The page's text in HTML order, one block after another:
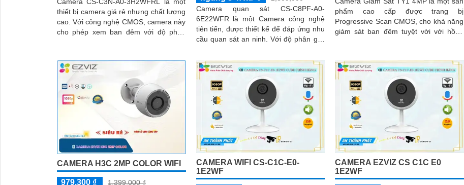
Camera CS-C3N-A0-3H2WFRL là một
thiết bị camera giá rẻ nhưng chất lượng
cao. Với công nghệ CMOS, camera này
cho phép xem ban đêm với độ phân
ánh sáng hồng ngoại
Camera quan sát CS-C8PF-A0-
6E22WFR là một Camera công nghệ
tiên tiến, được thiết kế để đáp ứng nhu
cầu quan sát an ninh. Với độ phân giải
chất lượng cao
phẩm cao cấp được trang bị
Progressive Scan CMOS, cho khả năng
giám sát ban đêm tuyệt vời với hồng
CAMERA H3C 2MP COLOR WIFI
979,300 ₫
1,399,000 ₫
CAMERA WIFI CS-C1C-E0-
1E2WF
CAMERA EZVIZ CS C1C E0
1E2WF